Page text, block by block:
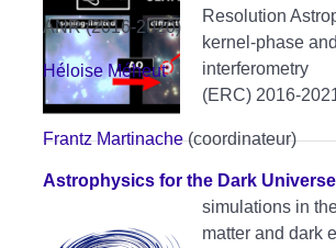
ANR (2016-2020)
Héloise Méheut
Resolution
kernel-phase
interferometry
(ERC) 2016-
Frantz Martinache(coordinateur)
Astrophysics for the Dark Universe
simulations in
matter and dark